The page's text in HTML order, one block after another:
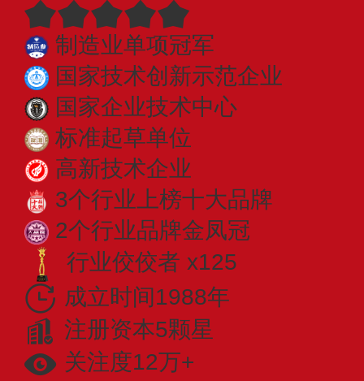
制造业单项冠军
国家技术创新示范企业
国家企业技术中心
标准起草单位
高新技术企业
3个行业上榜十大品牌
2个行业品牌金凤冠
行业佼佼者 x125
成立时间1988年
注册资本5颗星
关注度12万+